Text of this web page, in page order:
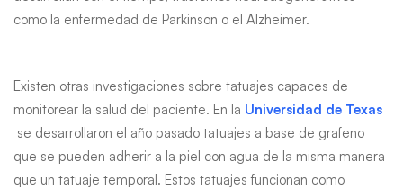
como la enfermedad de Parkinson o el Alzheimer.
Existen otras investigaciones sobre tatuajes capaces de
monitorear la salud del paciente. En la Universidad de Texas
se desarrollaron el año pasado tatuajes a base de grafeno
que se pueden adherir a la piel con agua de la misma manera
que un tatuaje temporal. Estos tatuajes funcionan como